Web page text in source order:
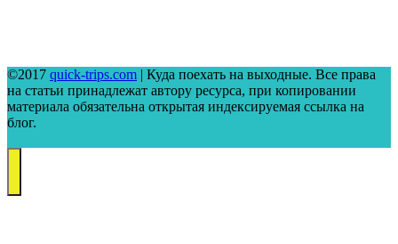
©2017 quick-trips.com | Куда поехать на выходные. Все права
на статьи принадлежат автору ресурса, при копировании
материала обязательна открытая индексируемая ссылка на
блог.